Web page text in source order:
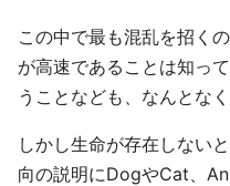
この中で最も混乱を招く
が高速であることは知っ
うことなども、なんとな
しかし生命が存在しない
向の説明にDogやCat、